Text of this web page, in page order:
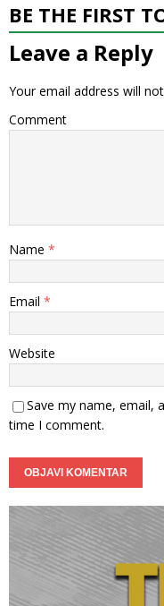
BE THE FIRST
Leave a Reply
Your email address will
Comment
Name *
Email *
Website
Save my name, email,
time I comment.